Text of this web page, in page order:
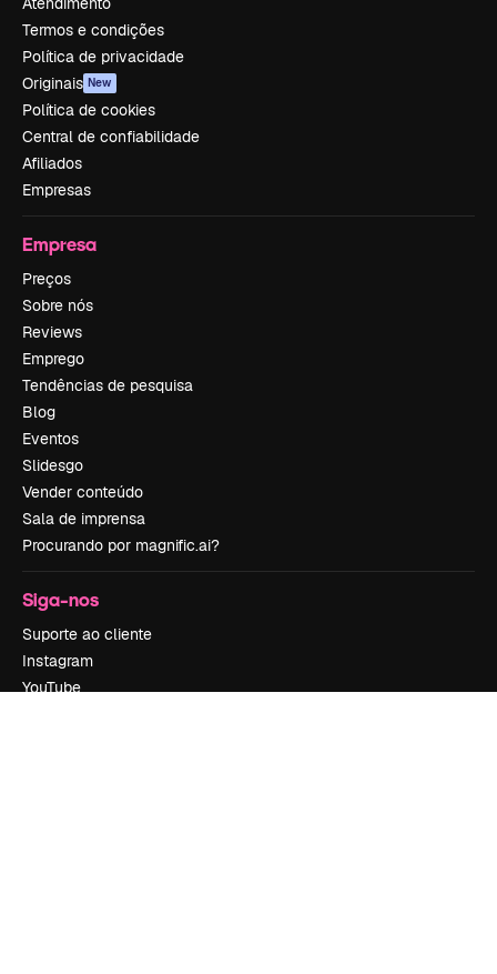
Termos e condições
Política de privacidade
Originais New
Política de cookies
Central de confiabilidade
Afiliados
Empresas
Empresa
Preços
Sobre nós
Reviews
Emprego
Tendências de pesquisa
Blog
Eventos
Slidesgo
Vender conteúdo
Sala de imprensa
Procurando por magnific.ai?
Siga-nos
Suporte ao cliente
Instagram
YouTube